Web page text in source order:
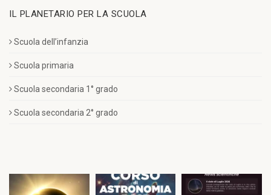
IL PLANETARIO PER LA SCUOLA
Scuola dell’infanzia
Scuola primaria
Scuola secondaria 1° grado
Scuola secondaria 2° grado